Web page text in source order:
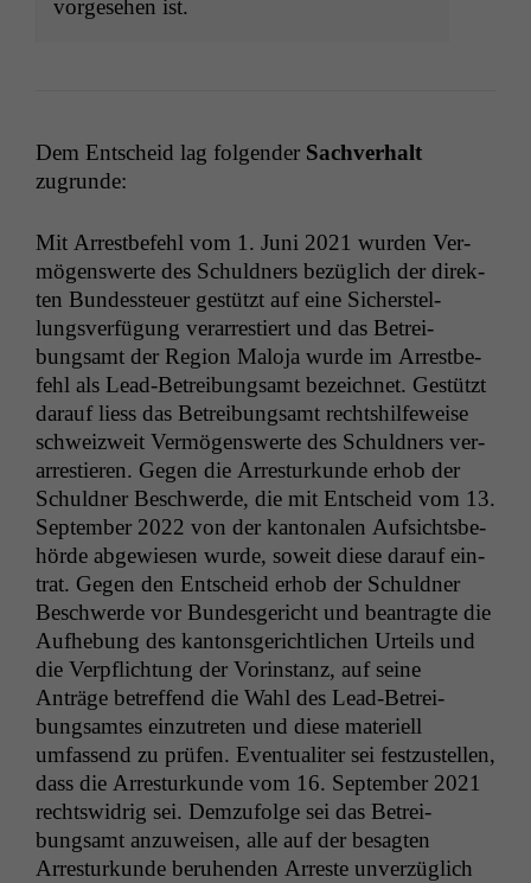
vorgesehen ist.
Dem Entscheid lag fol­gen­der Sachver­halt
zugrunde:
Mit Arrest­be­fehl vom 1. Juni 2021 wur­den Ver­
mö­genswerte des Schuld­ners bezüglich der direk­
ten Bun­dess­teuer gestützt auf eine Sich­er­stel­
lungsver­fü­gung ver­ar­restiert und das Betrei­
bungsamt der Region Mal­o­ja wurde im Arrest­be­
fehl als Lead-Betrei­bungsamt beze­ich­net. Gestützt
darauf liess das Betrei­bungsamt recht­shil­feweise
schweizweit Ver­mö­genswerte des Schuld­ners ver­
ar­restieren. Gegen die Arresturkunde erhob der
Schuld­ner Beschw­erde, die mit Entscheid vom 13.
Sep­tem­ber 2022 von der kan­tonalen Auf­sichts­be­
hörde abgewiesen wurde, soweit diese darauf ein­
trat. Gegen den Entscheid erhob der Schuld­ner
Beschw­erde vor Bun­des­gericht und beantragte die
Aufhe­bung des kan­ton­s­gerichtlichen Urteils und
die Verpflich­tung der Vorin­stanz, auf seine
Anträge betr­e­f­fend die Wahl des Lead-Betrei­
bungsamtes einzutreten und diese materiell
umfassend zu prüfen. Even­tu­aliter sei festzustellen,
dass die Arresturkunde vom 16. Sep­tem­ber 2021
rechtswidrig sei. Demzu­folge sei das Betrei­
bungsamt anzuweisen, alle auf der besagten
Arresturkunde beruhen­den Arreste unverzüglich